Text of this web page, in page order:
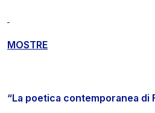
MOSTRE
“La poetica contemporanea di